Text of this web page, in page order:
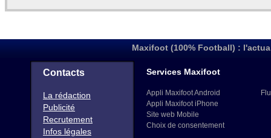
Maxifoot (100% Football) :
Contacts
La rédaction
Publicité
Recrutement
Infos légales
Services Maxifoot
Appli Maxifoot Android
Appli Maxifoot iPhone
Site web Mobile
Choix de consentement